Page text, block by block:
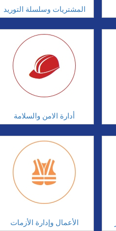
المشتريات وسلسلة التوريد
أدارة الامن والسلامة
الأعمال وإدارة الأزمات